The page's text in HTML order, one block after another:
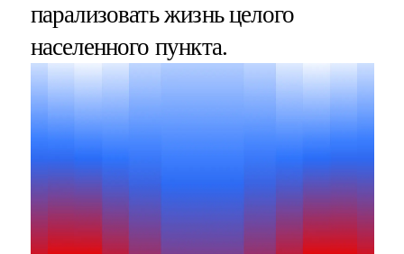
парализовать жизнь целого
населенного пункта.